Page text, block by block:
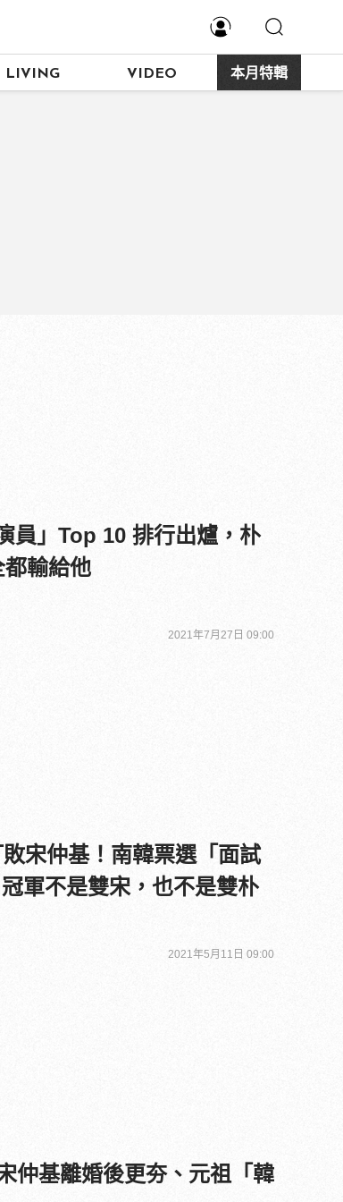
LIVING VIDEO 本月特輯
員」Top 10 排行出爐，朴
輸給他
2021年7月27日 09:00
宋仲基！南韓票選「面試
軍不是雙宋，也不是雙朴
2021年5月11日 09:00
仲基離婚後更夯、元祖「韓